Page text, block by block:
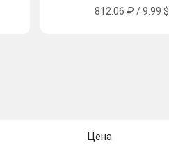
812.06 ₽ / 9.99 $
Цена